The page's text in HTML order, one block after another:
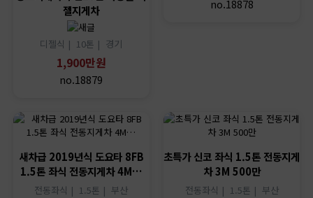
젤지게차
디젤식 | 10톤 | 경기
1,900만원
no.18879
no.18878
새차급 2019년식 도요타 8FB
1.5톤 좌식 전동지게차 4M…
전동좌식 | 1.5톤 |부산
초특가 신코 좌식 1.5톤 전동지게
차 3M 500만
전동좌식 | 1.5톤 | 부산